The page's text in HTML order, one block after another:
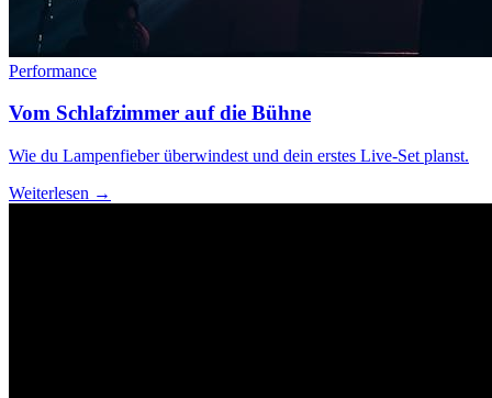
Performance
Vom Schlafzimmer auf die Bühne
Wie du Lampenfieber überwindest und dein erstes Live-Set planst.
Weiterlesen →